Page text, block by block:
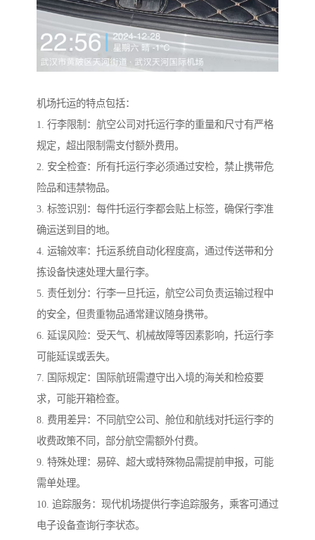
机场托运的特点包括：
1. 行李限制：航空公司对托运行李的重量和尺寸有严格
规定，超出限制需支付额外费用。
2. 安全检查：所有托运行李必须通过安检，禁止携带危
险品和违禁物品。
3. 标签识别：每件托运行李都会贴上标签，确保行李准
确运送到目的地。
4. 运输效率：托运系统自动化程度高，通过传送带和分
拣设备快速处理大量行李。
5. 责任划分：行李一旦托运，航空公司负责运输过程中
的安全，但贵重物品通常建议随身携带。
6. 延误风险：受天气、机械故障等因素影响，托运行李
可能延误或丢失。
7. 国际规定：国际航班需遵守出入境的海关和检疫要
求，可能开箱检查。
8. 费用差异：不同航空公司、舱位和航线对托运行李的
收费政策不同，部分航空需额外付费。
9. 特殊处理：易碎、超大或特殊物品需提前申报，可能
需单处理。
10. 追踪服务：现代机场提供行李追踪服务，乘客可通过
电子设备查询行李状态。